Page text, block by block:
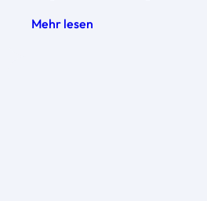
Mehr lesen